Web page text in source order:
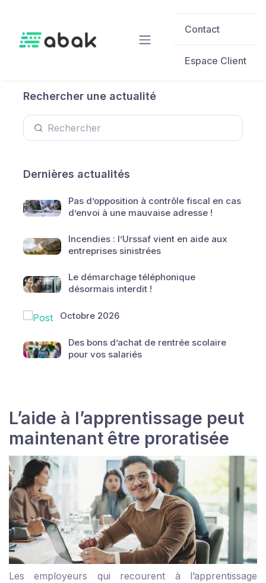
Contact
Espace Client
Rechercher une actualité
Dernières actualités
Pas d’opposition à contrôle fiscal en cas
d’envoi à une mauvaise adresse !
Incendies : l’Urssaf vient en aide aux
entreprises sinistrées
Le démarchage téléphonique
désormais interdit !
Octobre 2026
Des bons d’achat de rentrée scolaire
pour vos salariés
L’aide à l’apprentissage peut
maintenant être proratisée
Les employeurs qui recourent à l’apprentissage